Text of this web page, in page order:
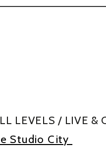
LEVELS / LIVE &
Studio City